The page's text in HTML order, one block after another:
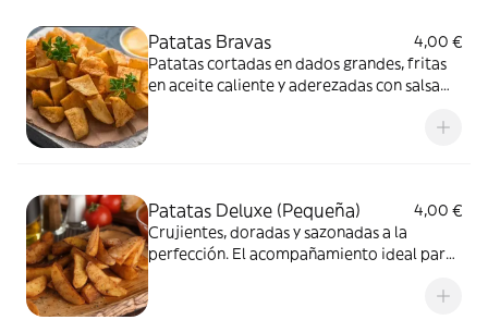
Patatas Bravas
4,00 €
Patatas cortadas en dados grandes, fritas
en aceite caliente y aderezadas con salsa
Patatas Deluxe (Pequeña)
4,00 €
Crujientes, doradas y sazonadas a la
perfección. El acompañamiento ideal para